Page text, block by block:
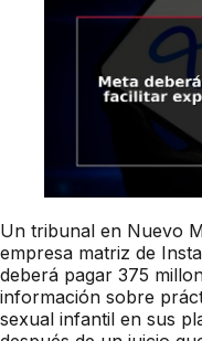
Un tribunal en Nuevo
empresa matriz de
deberá pagar 375
información sobre
sexual infantil en sus